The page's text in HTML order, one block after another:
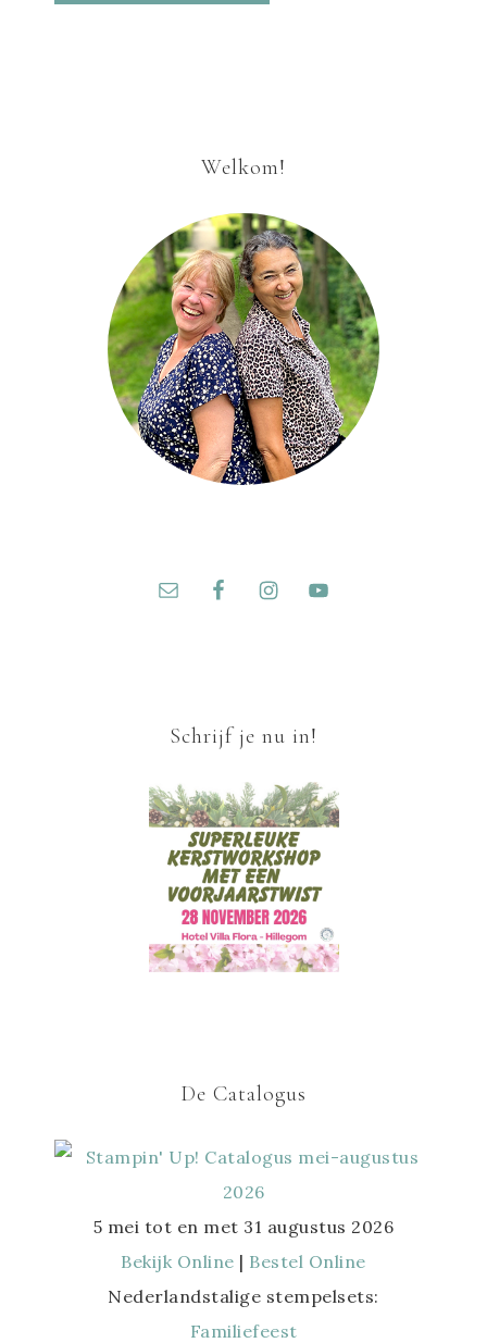
Welkom!
Schrijf je nu in!
De Catalogus
5 mei tot en met 31 augustus 2026
Bekijk Online | Bestel Online
Nederlandstalige stempelsets:
Familiefeest